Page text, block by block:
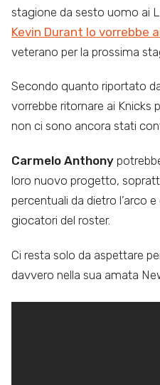
stagione da sesto uomo ai
Kevin Durant lo vorrebbe
veterano per la prossima
Secondo quanto riportato
vorrebbe ritornare ai Knicks
non ci sono ancora stati
Carmelo Anthony
loro nuovo progetto,
percentuali da dietro l’arco
giocatori del roster.
Ci resta solo da aspettare
davvero nella sua amata